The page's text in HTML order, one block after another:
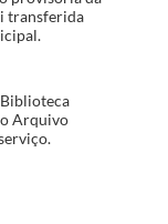
transferida
Arquivo